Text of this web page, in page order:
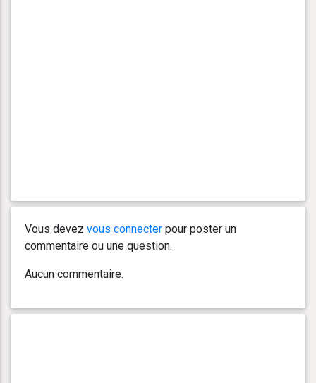
Vous devez vous connecter pour poster un
commentaire ou une question.
Aucun commentaire.